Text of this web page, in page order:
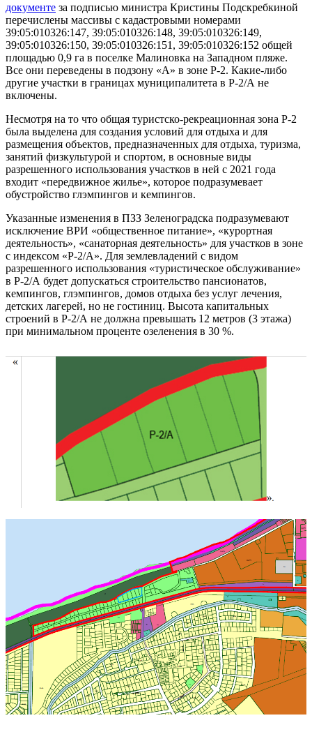
документе за подписью министра Кристины Подскребкиной
перечислены массивы с кадастровыми номерами
39:05:010326:147, 39:05:010326:148, 39:05:010326:149,
39:05:010326:150, 39:05:010326:151, 39:05:010326:152 общей
площадью 0,9 га в поселке Малиновка на Западном пляже.
Все они переведены в подзону «А» в зоне Р-2. Какие-либо
другие участки в границах муниципалитета в Р-2/А не
включены.
Несмотря на то что общая туристско-рекреационная зона Р-2
была выделена для создания условий для отдыха и для
размещения объектов, предназначенных для отдыха, туризма,
занятий физкультурой и спортом, в основные виды
разрешенного использования участков в ней с 2021 года
входит «передвижное жилье», которое подразумевает
обустройство глэмпингов и кемпингов.
Указанные изменения в ПЗЗ Зеленоградска подразумевают
исключение ВРИ «общественное питание», «курортная
деятельность», «санаторная деятельность» для участков в зоне
с индексом «Р-2/А». Для землевладений с видом
разрешенного использования «туристическое обслуживание»
в Р-2/А будет допускаться строительство пансионатов,
кемпингов, глэмпингов, домов отдыха без услуг лечения,
детских лагерей, но не гостиниц. Высота капитальных
строений в Р-2/А не должна превышать 12 метров (3 этажа)
при минимальном проценте озеленения в 30 %.